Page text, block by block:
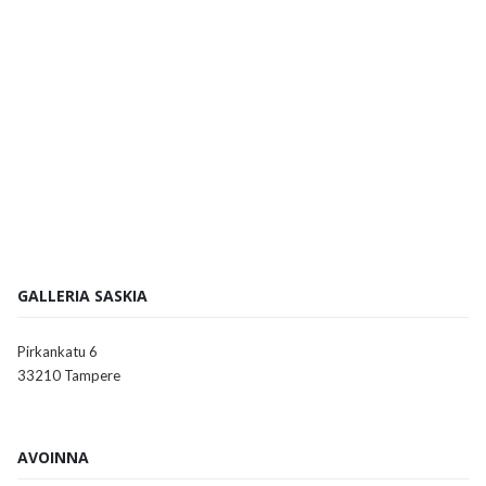
GALLERIA SASKIA
Pirkankatu 6
33210 Tampere
AVOINNA